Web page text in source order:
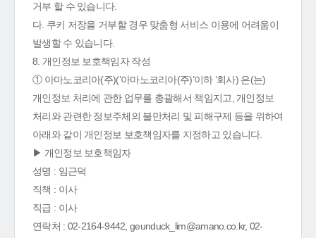
거부 할 수 있습니다.
다. 쿠키 저장을 거부할 경우 맞춤형 서비스 이용에 어려움이
발생할 수 있습니다.
8. 개인정보 보호책임자 작성
① 아마노코리아(주)(‘아마노코리아(주)’이하 ‘회사) 은(는)
개인정보 처리에 관한 업무를 총괄해서 책임지고, 개인정보
처리와 관련한 정보주체의 불만처리 및 피해구제 등을 위하여
아래와 같이 개인정보 보호책임자를 지정하고 있습니다.
▶ 개인정보 보호책임자
성명 : 임근덕
직책 : 이사
직급 : 이사
연락처 : 02-2164-9442, geunduck_lim@amano.co.kr, 02-